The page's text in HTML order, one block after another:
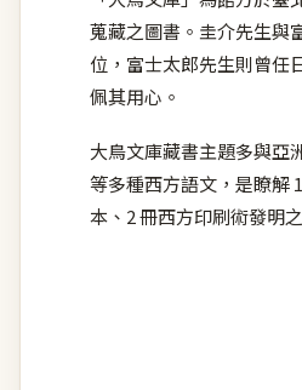
蒐藏之圖書。圭介先生與
位，富士太郎先生則曾任
佩其用心。
大鳥文庫藏書主題多與亞
等多種西方語文，是瞭解
本、2 冊西方印刷術發明